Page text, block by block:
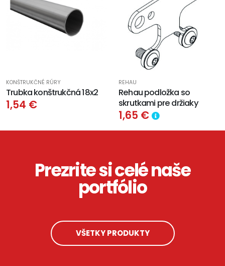
KONŠTRUKČNÉ RÚRY
Trubka konštrukčná 18x2
1,54 €
REHAU
Rehau podložka so
skrutkami pre držiaky
1,65 €
Prezrite si celé naše
portfólio
VŠETKY PRODUKTY